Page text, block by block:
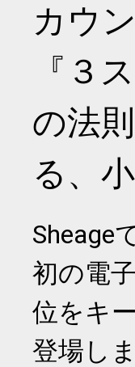
カウ
『３
の法
る、
Sheage
初の電
位をキ
登場し